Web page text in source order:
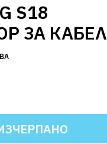
S18
ЗА КАБЕЛ